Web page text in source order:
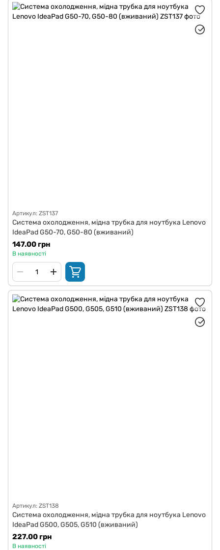
Артикул: ZST137
Система охолодження, мідна трубка для ноутбука Lenovo
IdeaPad G50-70, G50-80 (вживаний)
147.00 грн
В наявності
Артикул: ZST138
Система охолодження, мідна трубка для ноутбука Lenovo
IdeaPad G500, G505, G510 (вживаний)
227.00 грн
В наявності